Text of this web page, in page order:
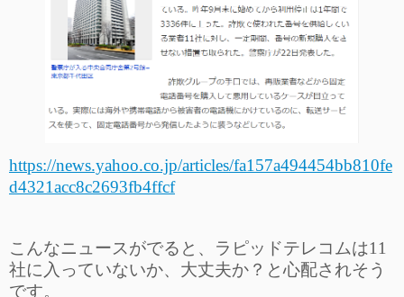
https://news.yahoo.co.jp/articles/fa157a494454bb810fe
d4321acc8c2693fb4ffcf
こんなニュースがでると、ラピッドテレコムは11
社に入っていないか、大丈夫か？と心配されそう
です。